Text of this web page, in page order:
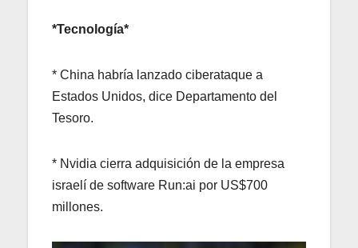
*Tecnología*
* China habría lanzado ciberataque a
Estados Unidos, dice Departamento del
Tesoro.
* Nvidia cierra adquisición de la empresa
israelí de software Run:ai por US$700
millones.